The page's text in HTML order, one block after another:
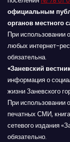
официальным
органов местного
При использовании
любых интернет-
обязательна.
«Заневский
информация о
жизни Заневского
При использовании
печатных СМИ,
сетевого издания
обязательно.